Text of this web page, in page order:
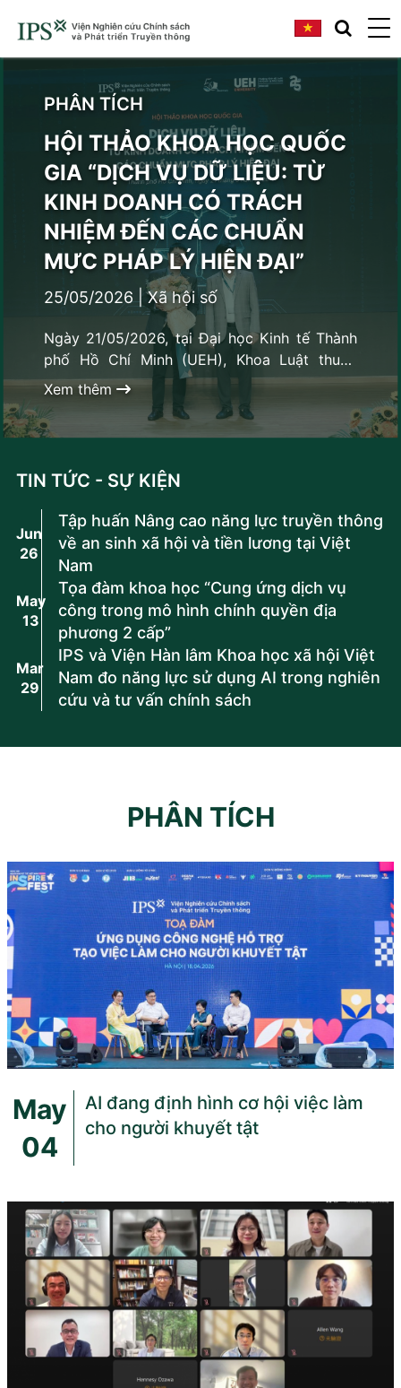
PHÂN TÍCH
HỘI THẢO KHOA HỌC QUỐC
GIA “DỊCH VỤ DỮ LIỆU: TỪ
KINH DOANH CÓ TRÁCH
NHIỆM ĐẾN CÁC CHUẨN
MỰC PHÁP LÝ HIỆN ĐẠI”
25/05/2026|Xã hội số
Ngày 21/05/2026, tại Đại học Kinh tế Thành
phố Hồ Chí Minh (UEH), Khoa Luật thuộc
Trường Kinh tế, Luật và Quản lý nhà nước
(CELG) phối hợp cùng Viện Nghiên cứu Chính
sách và Phát triển Truyền thông (IPS) tổ chức
chủ đề “Dịch vụ dữ liệu: từ kinh doanh có
trách nhiệm đến các chuẩn mực pháp lý hiện
đại”. Hội thảo có sự tham gia của các chuyên
gia, nhà nghiên cứu, đại diện cơ quan quản lý
nhà nước, doanh nghiệp và các nhà hoạch
định chính sách nhằm trao đổi về các vấn đề
pháp lý, kinh tế và quản trị dữ liệu trong bối
cảnh chuyển đổi số đang diễn ra mạnh mẽ.
Xem thêm
TIN TỨC - SỰ KIỆN
Jun
26
Tập huấn Nâng cao năng lực truyền thông
về an sinh xã hội và tiền lương tại Việt
Nam
May
13
Tọa đàm khoa học “Cung ứng dịch vụ
công trong mô hình chính quyền địa
phương 2 cấp”
Mar
29
IPS và Viện Hàn lâm Khoa học xã hội Việt
Nam đo năng lực sử dụng AI trong nghiên
cứu và tư vấn chính sách
PHÂN TÍCH
May
04
AI đang định hình cơ hội việc làm
cho người khuyết tật